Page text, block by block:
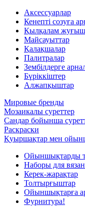
Аксессуарлар
Кенепті созуға
Қылқалам
Майсауыттар
Қалақшалар
Палитралар
Зембілдерге
Бүріккіштер
Алжапқыштар
Мировые бренды
Мозаикалы суреттер
Сандар бойынша
Раскраски
Қуыршақтар мен
Ойыншықтарды
Наборы для
Керек-жарақтар
Толтырғыштар
Ойыншықтарға
Фурнитура!